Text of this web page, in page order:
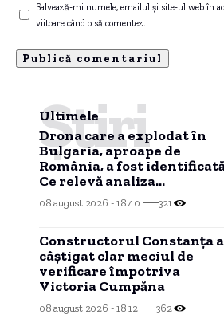
Salvează-mi numele, emailul și site-ul web în
viitoare când o să comentez.
Ultimele
Știri
Drona care a explodat în
Bulgaria, aproape de
România, a fost
Ce relevă analiza
preliminară a epavei
08 august 2026 - 18:40 321
Constructorul Constanța a
câștigat clar meciul de
verificare împotriva
Victoria Cumpăna
08 august 2026 - 18:12 362